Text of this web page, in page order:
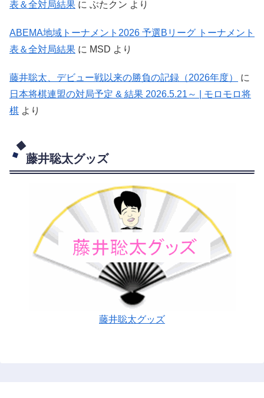
表＆全対局結果 に ぶたクン より
ABEMA地域トーナメント2026 予選Bリーグ トーナメント
表＆全対局結果 に MSD より
藤井聡太、デビュー戦以来の勝負の記録（2026年度）
に
日本将棋連盟の対局予定 & 結果 2026.5.21～ | モロモロ将
棋 より
藤井聡太グッズ
藤井聡太グッズ